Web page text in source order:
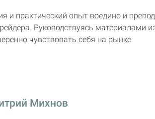
и практический опыт воедино и
Руководствуясь материалами
чувствовать себя на рынке.
Михнов